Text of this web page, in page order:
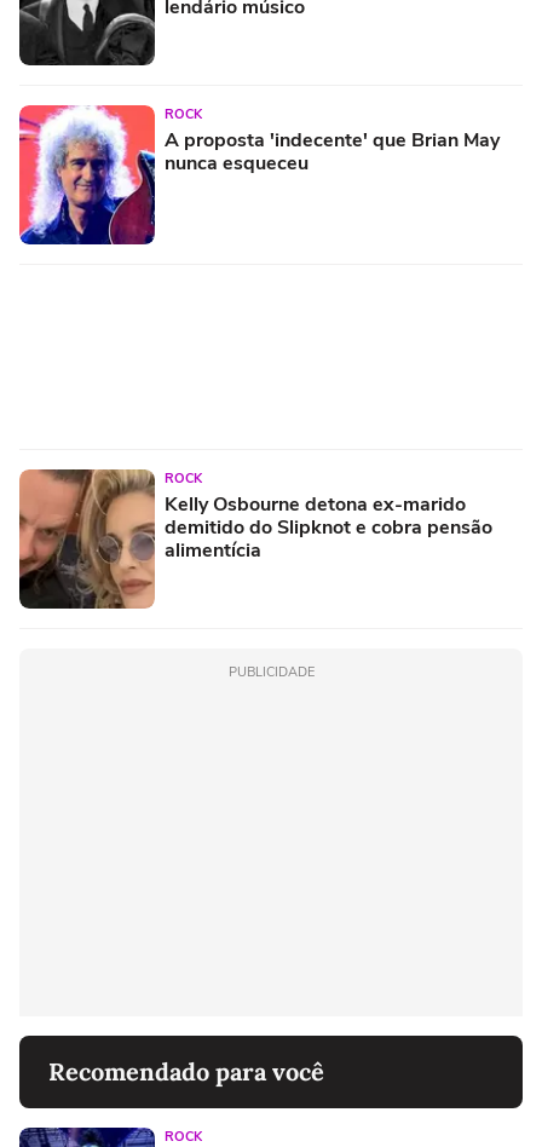
lendário músico
ROCK
A proposta 'indecente' que Brian May
nunca esqueceu
ROCK
Kelly Osbourne detona ex-marido
demitido do Slipknot e cobra pensão
alimentícia
PUBLICIDADE
Recomendado para você
ROCK